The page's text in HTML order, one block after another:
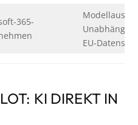
365-
EU-
KI DIREKT IN